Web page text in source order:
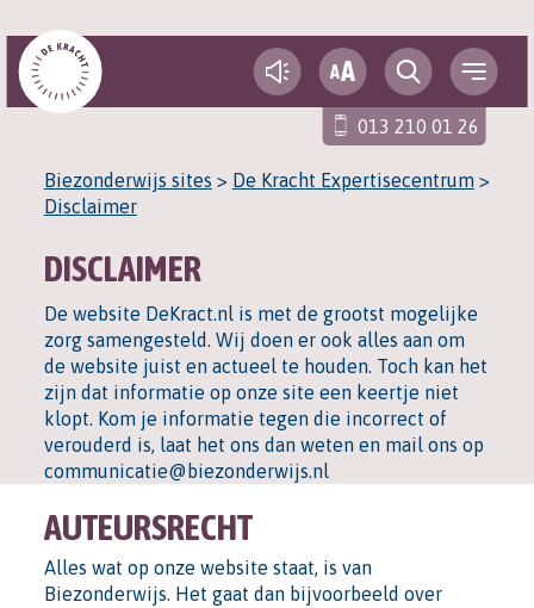
013 210 01 26
AA
Biezonderwijs sites > De Kracht Expertisecentrum>
Disclaimer
DISCLAIMER
De website DeKract.nl is met de grootst mogelijke
zorg samengesteld. Wij doen er ook alles aan om
de website juist en actueel te houden. Toch kan het
zijn dat informatie op onze site een keertje niet
klopt. Kom je informatie tegen die incorrect of
verouderd is, laat het ons dan weten en mail ons op
communicatie@biezonderwijs.nl
AUTEURSRECHT
Alles wat op onze website staat, is van
Biezonderwijs. Het gaat dan bijvoorbeeld over